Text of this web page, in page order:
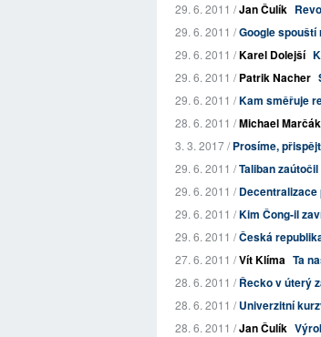
29. 6. 2011 /Jan Čulík
29. 6. 2011 /Google spouští
29. 6. 2011 /Karel Dolejší
29. 6. 2011 /Patrik Nacher
29. 6. 2011 /Kam směřuje
28. 6. 2011 /Michael Marčák
3. 3. 2017 /Prosíme,
29. 6. 2011 /Taliban
29. 6. 2011 /
29. 6. 2011 /Kim Čong-il
29. 6. 2011 /Česká
27. 6. 2011 /Vít Klíma Ta
28. 6. 2011 /Řecko v úterý
28. 6. 2011 /Univerzitní
28. 6. 2011 /Jan Čulík